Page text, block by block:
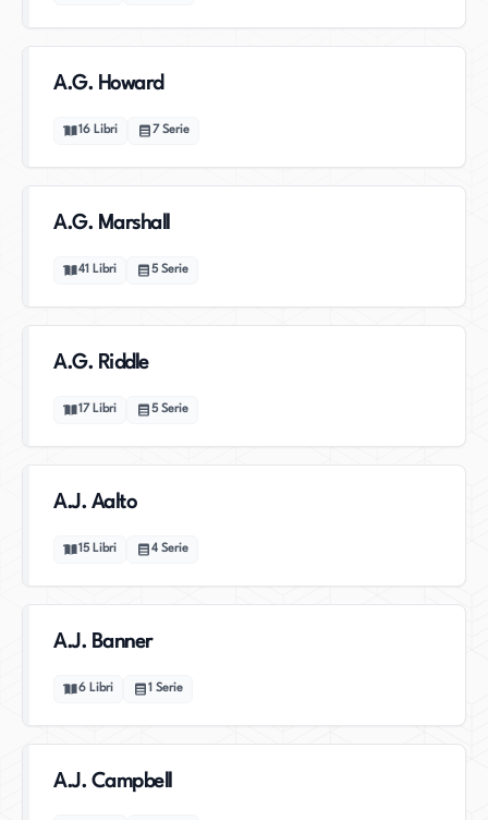
A.G. Howard
16 Libri 7 Serie
A.G. Marshall
41 Libri 5 Serie
A.G. Riddle
17 Libri 5 Serie
A.J. Aalto
15 Libri 4 Serie
A.J. Banner
6 Libri 1 Serie
A.J. Campbell